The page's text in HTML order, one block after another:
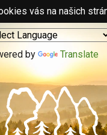
vás na našich
by Translate